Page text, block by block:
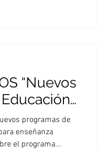
“Nuevos
programas de
enseñanza
el programa...